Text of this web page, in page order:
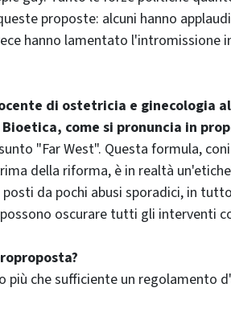
proposte: alcuni hanno
hanno lamentato l'intromissione
di ostetricia e ginecologia
come si pronuncia in
"Far West". Questa formula,
della riforma, è in realtà
da pochi abusi sporadici, in
oscurare tutti gli interventi
più che sufficiente un regolamento